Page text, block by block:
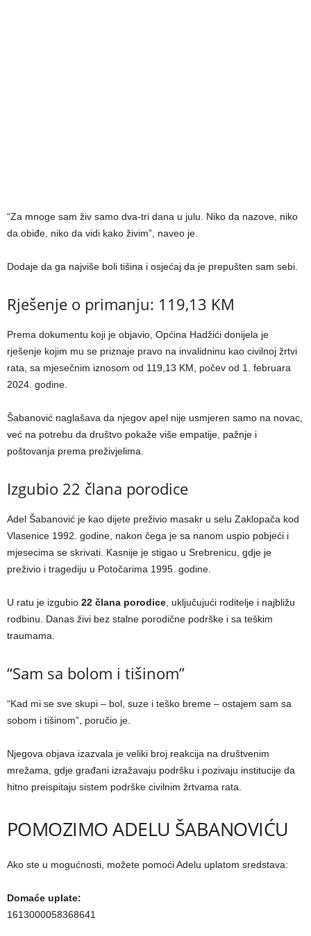
“Za mnoge sam živ samo dva-tri dana u julu. Niko da nazove, niko
da obiđe, niko da vidi kako živim”, naveo je.
Dodaje da ga najviše boli tišina i osjećaj da je prepušten sam sebi.
Rješenje o primanju: 119,13 KM
Prema dokumentu koji je objavio, Općina Hadžići donijela je
rješenje kojim mu se priznaje pravo na invalidninu kao civilnoj žrtvi
rata, sa mjesečnim iznosom od 119,13 KM, počev od 1. februara
2024. godine.
Šabanović naglašava da njegov apel nije usmjeren samo na novac,
već na potrebu da društvo pokaže više empatije, pažnje i
poštovanja prema preživjelima.
Izgubio 22 člana porodice
Adel Šabanović je kao dijete preživio masakr u selu Zaklopača kod
Vlasenice 1992. godine, nakon čega je sa nanom uspio pobjeći i
mjesecima se skrivati. Kasnije je stigao u Srebrenicu, gdje je
preživio i tragediju u Potočarima 1995. godine.
U ratu je izgubio 22 člana porodice , uključujući roditelje i najbližu
rodbinu. Danas živi bez stalne porodične podrške i sa teškim
traumama.
“Sam sa bolom i tišinom”
“Kad mi se sve skupi – bol, suze i teško breme – ostajem sam sa
sobom i tišinom”, poručio je.
Njegova objava izazvala je veliki broj reakcija na društvenim
mrežama, gdje građani izražavaju podršku i pozivaju institucije da
hitno preispitaju sistem podrške civilnim žrtvama rata.
POMOZIMO ADELU ŠABANOVIĆU
Ako ste u mogućnosti, možete pomoći Adelu uplatom sredstava:
Domaće uplate:
1613000058368641